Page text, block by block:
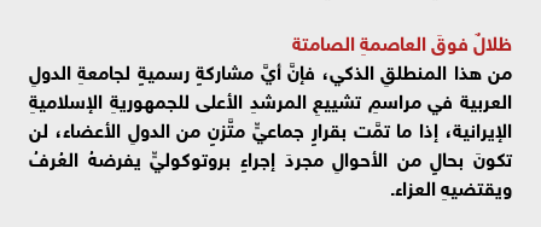
ظلالٌ فوقَ العاصمةِ الصامتة
من هذا المنطلقِ الذكي، فإنَّ أيَّ مشاركةٍ رسميةٍ لجامعةِ الدولِ
العربية في مراسمِ تشييعِ المرشدِ الأعلى للجمهوريةِ الإسلاميةِ
الإيرانية، إذا ما تمَّت بقرارٍ جماعيٍّ متَّزنٍ من الدولِ الأعضاء، لن
تكونَ بحالٍ من الأحوالِ مجردَ إجراءٍ بروتوكوليٍّ يفرضهُ العُرفُ
ويقتضيهِ العزاء.